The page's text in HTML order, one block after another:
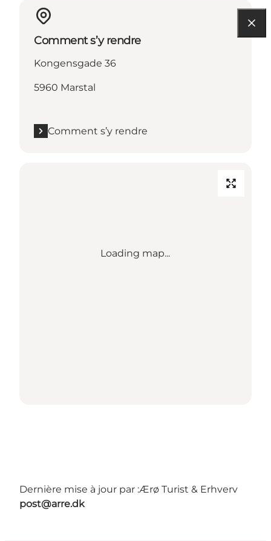
Comment s’y rendre
Kongensgade 36
5960 Marstal
Comment s’y rendre
Loading map...
Dernière mise à jour par :Ærø Turist & Erhverv
post@arre.dk